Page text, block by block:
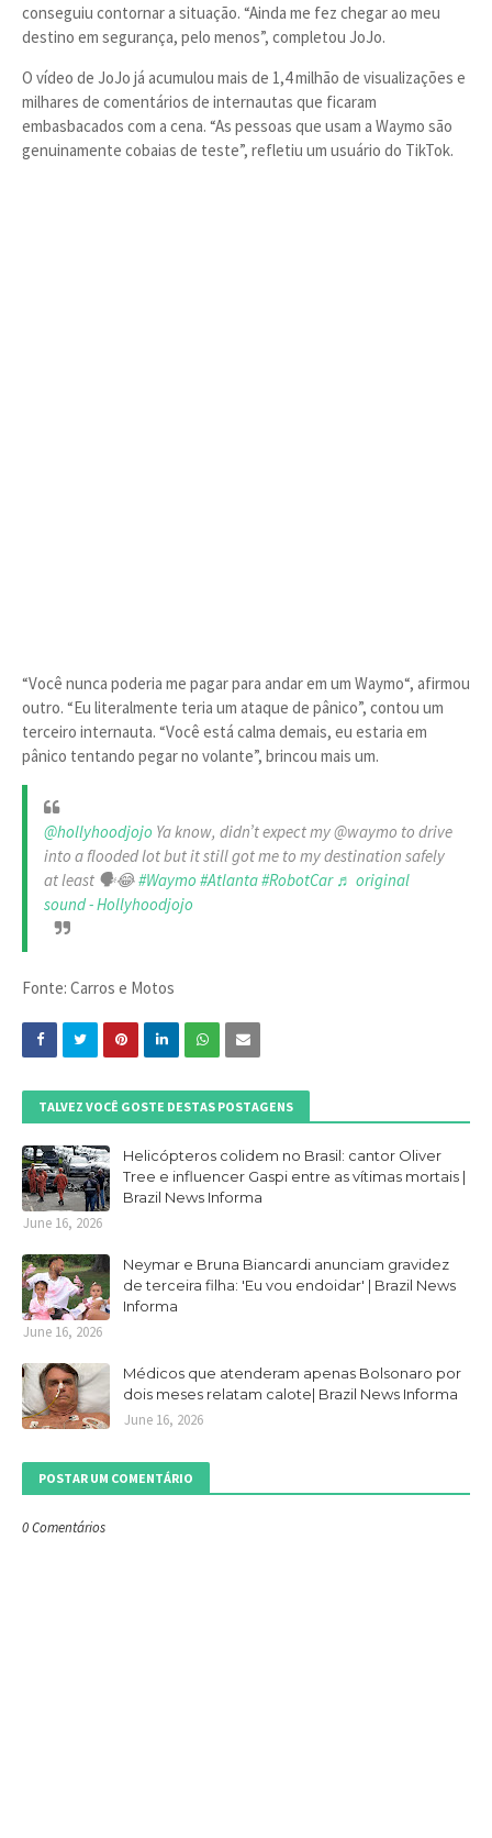
conseguiu contornar a situação. “Ainda me fez chegar ao meu
destino em segurança, pelo menos”, completou JoJo.
O vídeo de JoJo já acumulou mais de 1,4 milhão de visualizações e
milhares de comentários de internautas que ficaram
embasbacados com a cena. “As pessoas que usam a Waymo são
genuinamente cobaias de teste”, refletiu um usuário do TikTok.
“Você nunca poderia me pagar para andar em um Waymo“, afirmou
outro. “Eu literalmente teria um ataque de pânico”, contou um
terceiro internauta. “Você está calma demais, eu estaria em
pânico tentando pegar no volante”, brincou mais um.
@hollyhoodjojo Ya know, didn’t expect my @waymo to drive
into a flooded lot but it still got me to my destination safely
at least 🗣️😂#Waymo #Atlanta#RobotCar ♬ original
sound - Hollyhoodjojo
Fonte: Carros e Motos
TALVEZ VOCÊ GOSTE DESTAS POSTAGENS
Helicópteros colidem no Brasil: cantor Oliver
Tree e influencer Gaspi entre as vítimas mortais |
Brazil News Informa
June 16, 2026
Neymar e Bruna Biancardi anunciam gravidez
de terceira filha: 'Eu vou endoidar' | Brazil News
Informa
June 16, 2026
Médicos que atenderam apenas Bolsonaro por
dois meses relatam calote| Brazil News Informa
June 16, 2026
POSTAR UM COMENTÁRIO
0 Comentários